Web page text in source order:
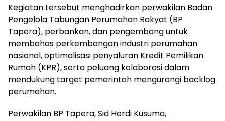
Kegiatan tersebut menghadirkan perwakilan Badan
Pengelola Tabungan Perumahan Rakyat (BP
Tapera), perbankan, dan pengembang untuk
membahas perkembangan industri perumahan
nasional, optimalisasi penyaluran Kredit Pemilikan
Rumah (KPR), serta peluang kolaborasi dalam
mendukung target pemerintah mengurangi backlog
perumahan.
Perwakilan BP Tapera, Sid Herdi Kusuma,